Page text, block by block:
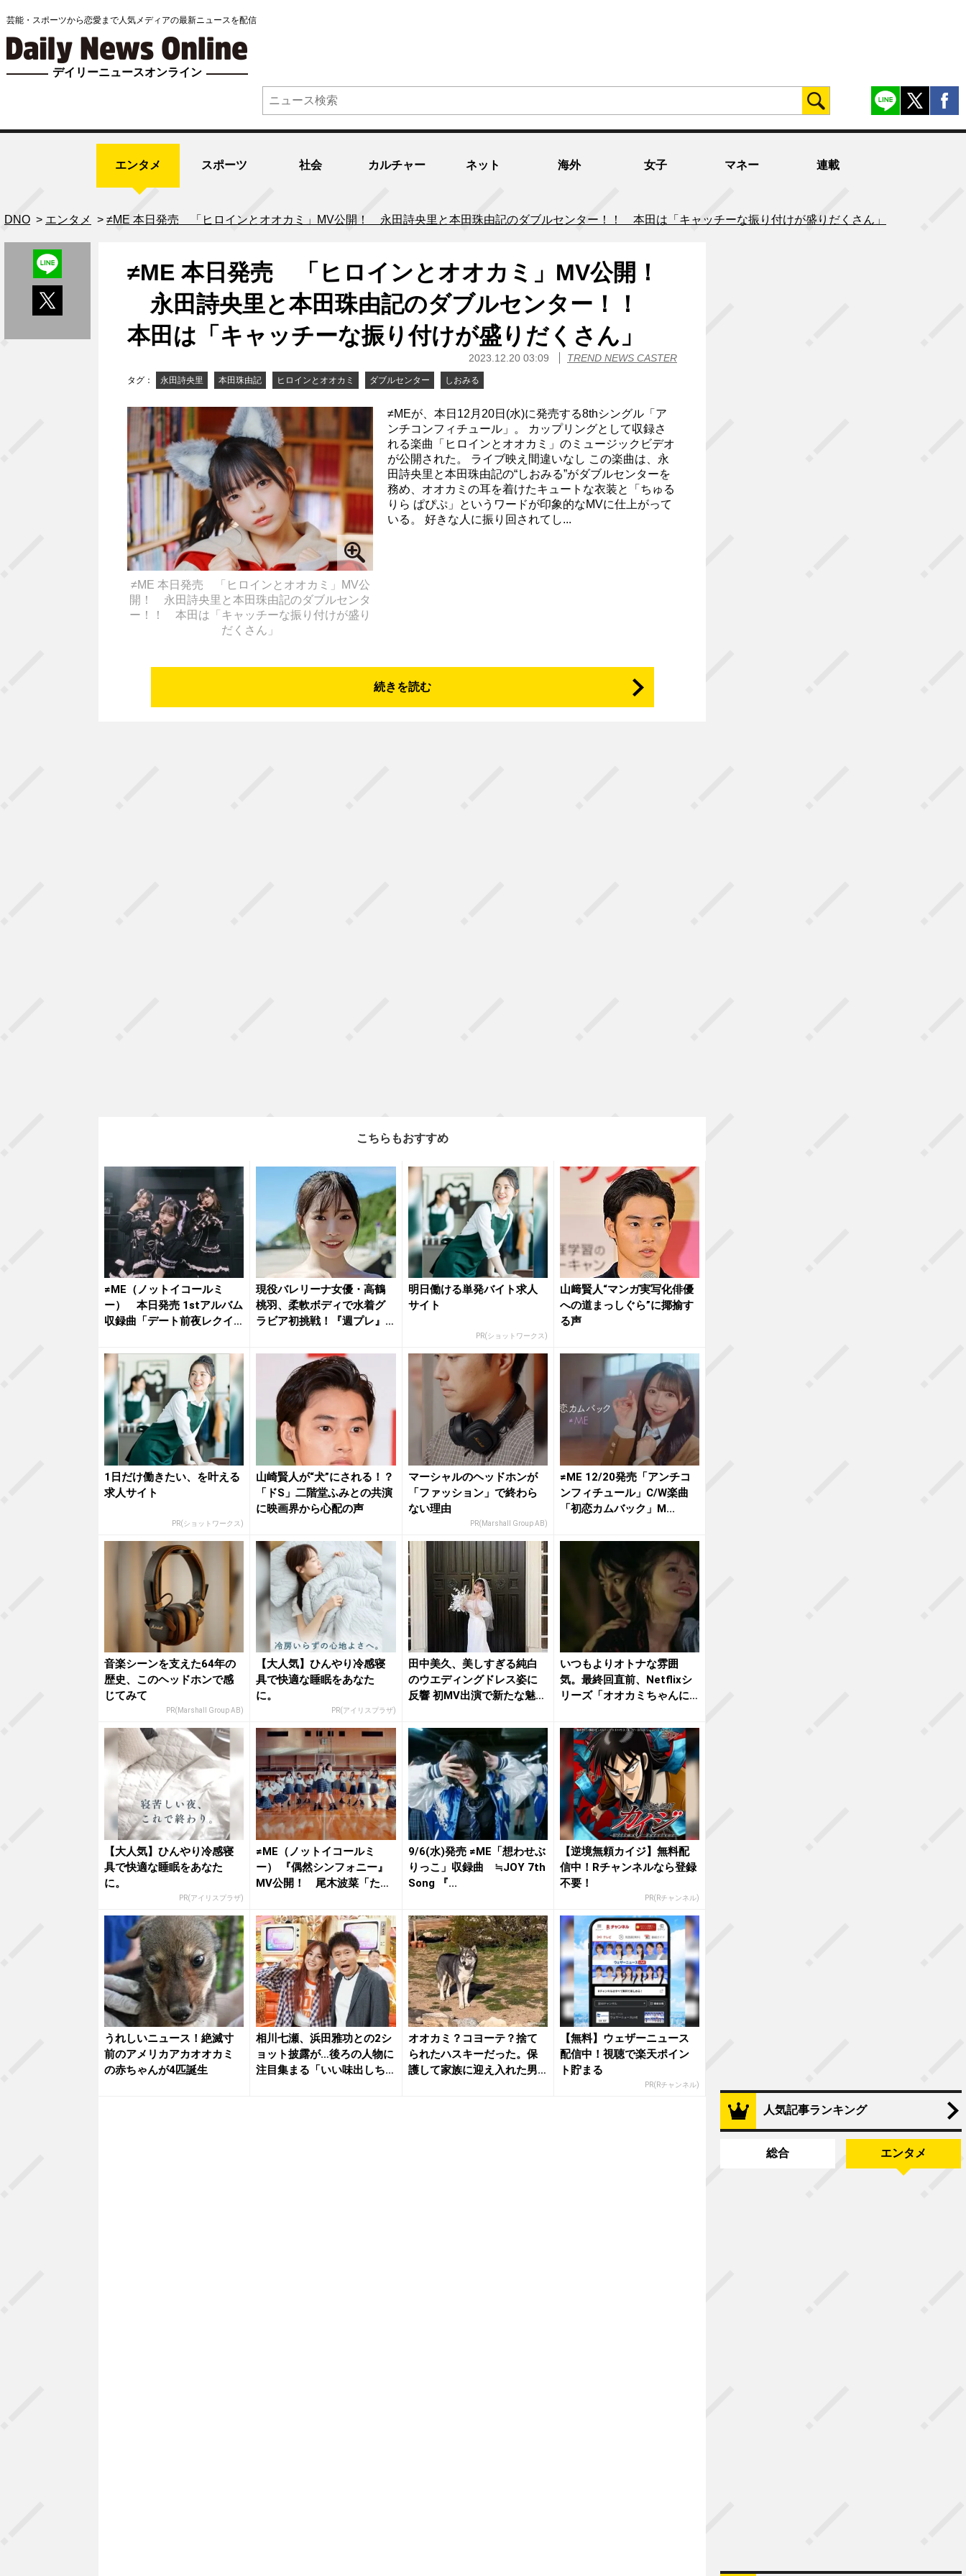
芸能・スポーツから恋愛まで人気メディアの最新ニュースを配信
デイリーニュースオンライン
エンタメ スポーツ 社会 カルチャー ネット 海外 女子 マネー 連載
DNO > エンタメ > ≠ME 本日発売 「ヒロインとオオカミ」MV公開！ 永田詩央里と本田珠由記のダブルセンター！！ 本田は「キャッチーな振り付けが盛りだくさん」
≠ME 本日発売 「ヒロインとオオカミ」MV公開！
永田詩央里と本田珠由記のダブルセンター！！
本田は「キャッチーな振り付けが盛りだくさん」
2023.12.20 03:09 TREND NEWS CASTER
タグ： 永田詩央里 本田珠由記 ヒロインとオオカミ ダブルセンター しおみる
≠ME 本日発売 「ヒロインとオオカミ」MV公
開！ 永田詩央里と本田珠由記のダブルセンタ
ー！！ 本田は「キャッチーな振り付けが盛り
だくさん」
≠MEが、本日12月20日(水)に発売する8thシングル「ア
ンチコンフィチュール」。 カップリングとして収録さ
れる楽曲「ヒロインとオオカミ」のミュージックビデオ
が公開された。 ライブ映え間違いなし この楽曲は、永
田詩央里と本田珠由記の“しおみる”がダブルセンターを
務め、オオカミの耳を着けたキュートな衣装と「ちゅる
りら ぱぴぷ」というワードが印象的なMVに仕上がって
いる。 好きな人に振り回されてし...
続きを読む
こちらもおすすめ
≠ME（ノットイコールミ
ー） 本日発売 1stアルバム
収録曲「デート前夜レクイ
現役バレリーナ女優・高鶴
桃羽、柔軟ボディで水着グ
ラビア初挑戦！『週プレ』
明日働ける単発バイト求人
サイト
PR(ショットワークス)
山﨑賢人“マンガ実写化俳優
への道まっしぐら”に揶揄す
る声
1日だけ働きたい、を叶える
求人サイト
PR(ショットワークス)
山崎賢人が“犬”にされる！？
「ドS」二階堂ふみとの共演
に映画界から心配の声
マーシャルのヘッドホンが
「ファッション」で終わら
ない理由
PR(Marshall Group AB)
≠ME 12/20発売「アンチコ
ンフィチュール」C/W楽曲
「初恋カムバック」M...
音楽シーンを支えた64年の
歴史、このヘッドホンで感
じてみて
PR(Marshall Group AB)
【大人気】ひんやり冷感寝
具で快適な睡眠をあなた
に。
PR(アイリスプラザ)
田中美久、美しすぎる純白
のウエディングドレス姿に
反響 初MV出演で新たな魅力
いつもよりオトナな雰囲
気。最終回直前、Netflixシ
リーズ「オオカミちゃんに
【大人気】ひんやり冷感寝
具で快適な睡眠をあなた
に。
PR(アイリスプラザ)
≠ME（ノットイコールミ
ー） 『偶然シンフォニー』
MV公開！ 尾木波菜「たく
9/6(水)発売 ≠ME「想わせぶ
りっこ」収録曲 ≒JOY 7th
Song 『...
【逆境無頼カイジ】無料配
信中！Rチャンネルなら登録
不要！
PR(Rチャンネル)
うれしいニュース！絶滅寸
前のアメリカアカオオカミ
の赤ちゃんが4匹誕生
相川七瀬、浜田雅功との2シ
ョット披露が…後ろの人物に
注目集まる「いい味出しち
オオカミ？コヨーテ？捨て
られたハスキーだった。保
護して家族に迎え入れた男
【無料】ウェザーニュース
配信中！視聴で楽天ポイン
ト貯まる
PR(Rチャンネル)
人気記事ランキング
総合 エンタメ